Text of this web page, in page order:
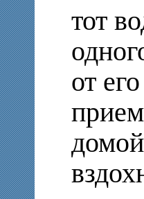
тот
от